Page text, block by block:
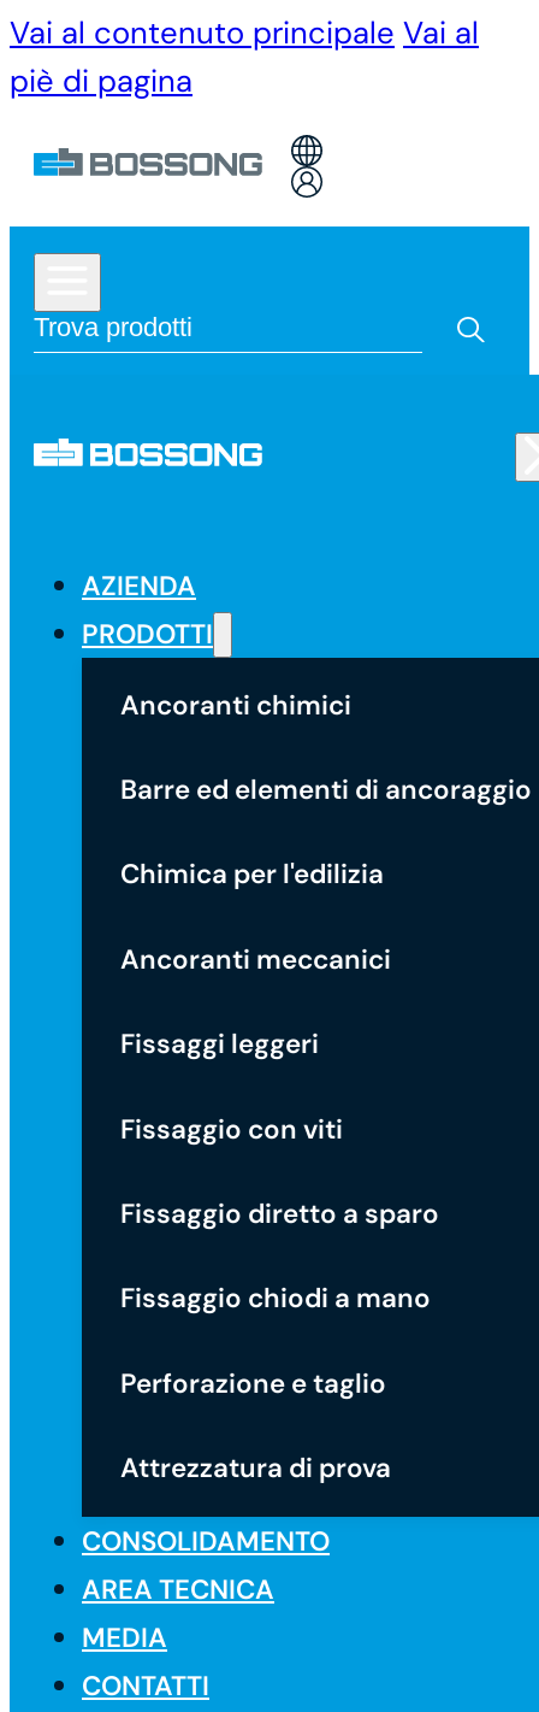
Vai al contenuto principale Vai al
piè di pagina
AZIENDA
PRODOTTI
Ancoranti chimici
Barre ed elementi di ancoraggio
Chimica per l'edilizia
Ancoranti meccanici
Fissaggi leggeri
Fissaggio con viti
Fissaggio diretto a sparo
Fissaggio chiodi a mano
Perforazione e taglio
Attrezzatura di prova
CONSOLIDAMENTO
AREA TECNICA
MEDIA
CONTATTI